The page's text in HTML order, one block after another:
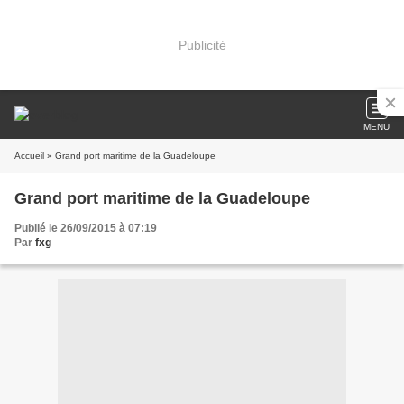
Publicité
MENU
Accueil » Grand port maritime de la Guadeloupe
Grand port maritime de la Guadeloupe
Publié le 26/09/2015 à 07:19
Par fxg